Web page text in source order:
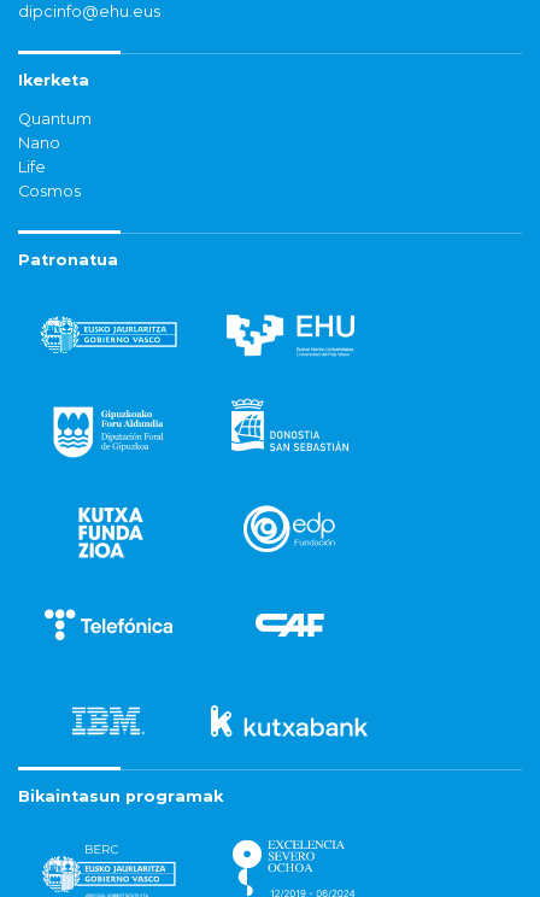
dipcinfo@ehu.eus
Ikerketa
Quantum
Nano
Life
Cosmos
Patronatua
Bikaintasun programak